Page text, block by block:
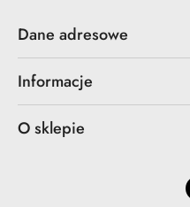
Dane adresowe
Informacje
O sklepie